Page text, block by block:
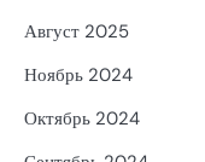
Август 2025
Ноябрь 2024
Октябрь 2024